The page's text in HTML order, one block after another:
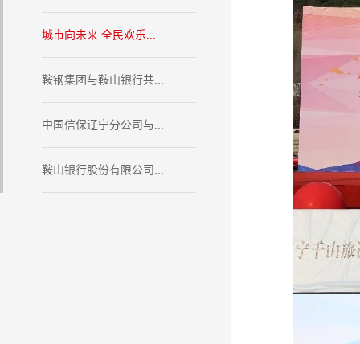
城市向未来 全民欢乐...
鞍钢集团与鞍山银行共...
中国信保辽宁分公司与...
鞍山银行股份有限公司...